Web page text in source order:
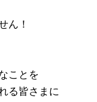
ん！
ことを
る皆さまに